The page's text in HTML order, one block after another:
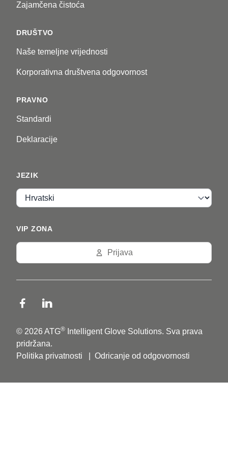
Zajamčena čistoća
DRUŠTVO
Naše temeljne vrijednosti
Korporativna društvena odgovornost
PRAVNO
Standardi
Deklaracije
JEZIK
Jezik
VIP ZONA
Prijava
© 2026 ATG®
Intelligent Glove Solutions. Sva prava
pridržana.
Politika privatnosti
Odricanje od odgovornosti